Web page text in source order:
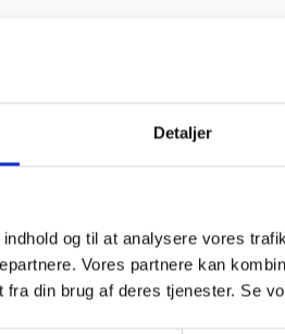
Detaljer
og til at analysere vores
Vores partnere kan
din brug af deres tjenester. Se